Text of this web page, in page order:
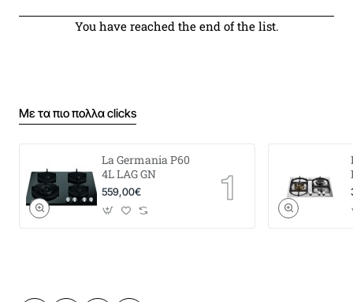
You have reached the end of the list.
Με τα πιο πολλα clicks
La Germania P60
4L LAG GN
559,00€